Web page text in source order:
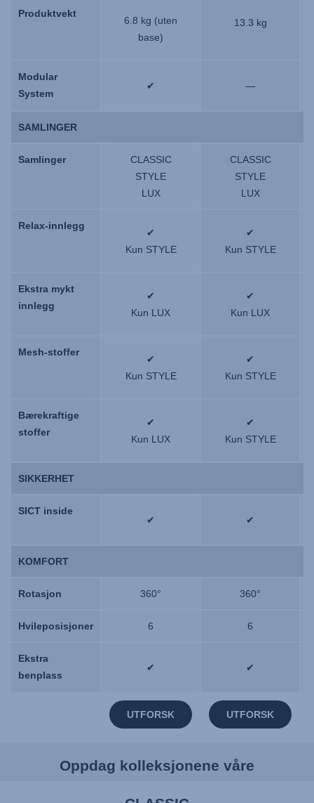
Produktvekt
6.8 kg (uten
base)
13.3 kg
Modular
System
✔ —
SAMLINGER
Samlinger
CLASSIC
STYLE
LUX
CLASSIC
STYLE
LUX
Relax-innlegg
✔
Kun STYLE
✔
Kun STYLE
Ekstra mykt
innlegg
✔
Kun LUX
✔
Kun LUX
Mesh-stoffer
✔
Kun STYLE
✔
Kun STYLE
Bærekraftige
stoffer
✔
Kun LUX
✔
Kun STYLE
SIKKERHET
SICT inside
✔
✔
KOMFORT
Rotasjon 360° 360°
Hvileposisjoner 6 6
Ekstra
benplass
✔ ✔
UTFORSK UTFORSK
Produktvekt
Modular
System
SAMLINGER
Samlinger
Relax-innlegg
Ekstra mykt
innlegg
Mesh-stoffer
Bærekraftige
stoffer
SIKKERHET
SICT inside
KOMFORT
Rotasjon
Hvileposisjoner
Ekstra
benplass
Oppdag kolleksjonene våre